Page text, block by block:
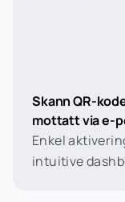
Skann QR-
mottatt via e-
Enkel
intuitive